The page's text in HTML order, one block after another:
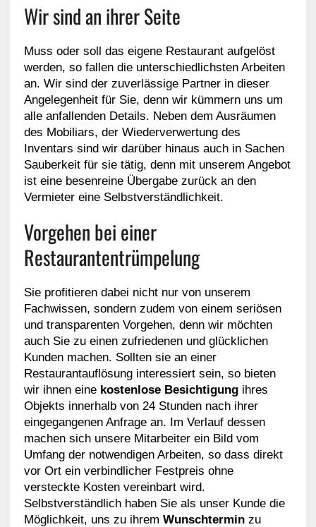
Wir sind an ihrer Seite
Muss oder soll das eigene Restaurant aufgelöst
werden, so fallen die unterschiedlichsten Arbeiten
an. Wir sind der zuverlässige Partner in dieser
Angelegenheit für Sie, denn wir kümmern uns um
alle anfallenden Details. Neben dem Ausräumen
des Mobiliars, der Wiederverwertung des
Inventars sind wir darüber hinaus auch in Sachen
Sauberkeit für sie tätig, denn mit unserem Angebot
ist eine besenreine Übergabe zurück an den
Vermieter eine Selbstverständlichkeit.
Vorgehen bei einer
Restaurantentrümpelung
Sie profitieren dabei nicht nur von unserem
Fachwissen, sondern zudem von einem seriösen
und transparenten Vorgehen, denn wir möchten
auch Sie zu einen zufriedenen und glücklichen
Kunden machen. Sollten sie an einer
Restaurantauflösung interessiert sein, so bieten
wir ihnen eine kostenlose Besichtigungihres
Objekts innerhalb von 24 Stunden nach ihrer
eingegangenen Anfrage an. Im Verlauf dessen
machen sich unsere Mitarbeiter ein Bild vom
Umfang der notwendigen Arbeiten, so dass direkt
vor Ort ein verbindlicher Festpreis ohne
versteckte Kosten vereinbart wird.
Selbstverständlich haben Sie als unser Kunde die
Möglichkeit, uns zu ihrem Wunschterminzu